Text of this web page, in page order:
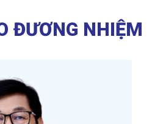
ĐƯƠNG NHIỆM